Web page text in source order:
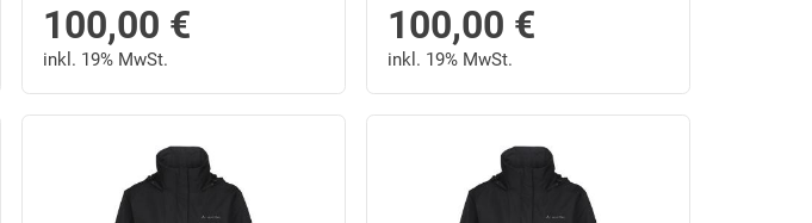
100,00 €
inkl. 19% MwSt.
100,00 €
inkl. 19% MwSt.